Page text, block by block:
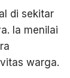
di sekitar
Ia menilai
warga.